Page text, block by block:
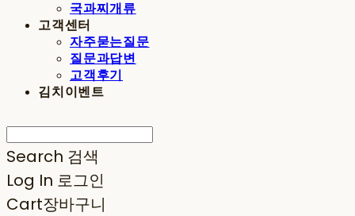
국과찌개류
고객센터
자주묻는질문
질문과답변
고객후기
김치이벤트
Search 검색
Log In 로그인
Cart장바구니